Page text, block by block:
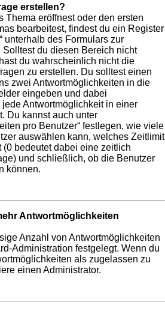
erstellen?
Thema eröffnest oder den ersten
bearbeitest, findest du ein Register
unterhalb des Formulars zur
Solltest du diesen Bereich nicht
du wahrscheinlich nicht die
zu erstellen. Du solltest einen
zwei Antwortmöglichkeiten in die
eingeben und dabei
Antwortmöglichkeit in einer
Du kannst auch unter
pro Benutzer“ festlegen, wie viele
auswählen kann, welches Zeitlimit
(0 bedeutet dabei eine zeitlich
und schließlich, ob die Benutzer
können.
Antwortmöglichkeiten
Anzahl von Antwortmöglichkeiten
Administration festgelegt. Wenn du
als zugelassen zu
einen Administrator.